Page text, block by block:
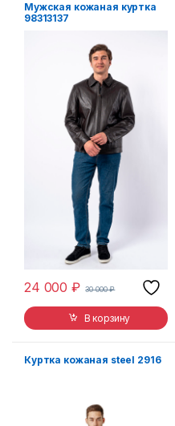
Мужская кожаная куртка
98313137
24 000₽ 30 000₽
В корзину
Куртка кожаная steel 2916